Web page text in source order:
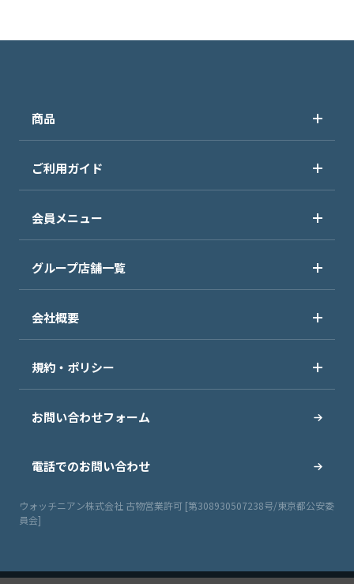
商品
ご利用ガイド
会員メニュー
グループ店舗一覧
会社概要
規約・ポリシー
お問い合わせフォーム
電話でのお問い合わせ
ウォッチニアン株式会社 古物営業許可 [第308930507238号/東京都公安委
員会]